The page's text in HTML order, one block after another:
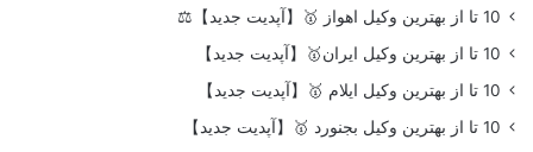
10 تا از بهترین وکیل اهواز 🥇【آپدیت جدید】⚖️
10 تا از بهترین وکیل ایران🥇【آپدیت جدید】
10 تا از بهترین وکیل ایلام 🥇【آپدیت جدید】
10 تا از بهترین وکیل بجنورد 🥇【آپدیت جدید】